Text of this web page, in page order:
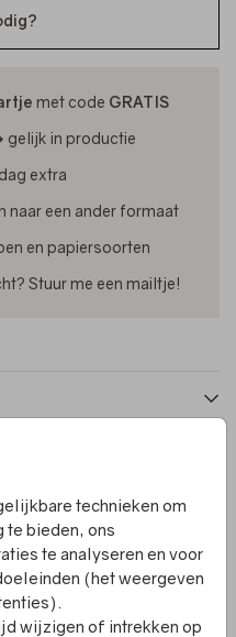
technieken om
te bieden, ons
te analyseren en voor
(het weergeven
wijzigen of intrekken op
met code GRATIS
gelijk in productie
extra
naar een ander formaat
en papiersoorten
Stuur me een mailtje!
op de voorkant een
kaartje heeft een
bevat ook